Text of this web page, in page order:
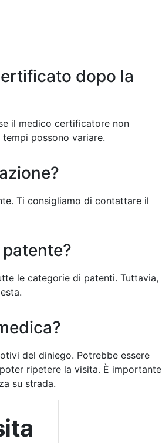
dopo la
il medico certificatore non
possono variare.
Ti consigliamo di contattare il
le categorie di patenti. Tuttavia,
del diniego. Potrebbe essere
ripetere la visita. È importante
su strada.